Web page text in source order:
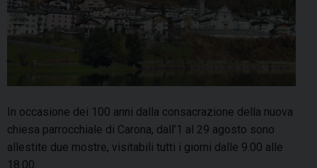
In occasione dei 100 anni dalla consacrazione della nuova
chiesa parrocchiale di Carona, ​dall’1 al 29 agosto sono
allestite due mostre, visitabili tutti i giorni dalle 9.00 alle
18.00.